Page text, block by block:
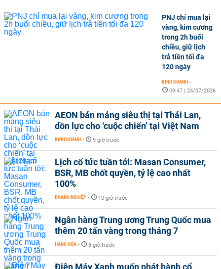
PNJ chỉ mua lại
vàng, kim cương
trong 2h buổi
chiều, giữ lịch
trả tiền tối đa
120 ngày
KINH DOANH -
09:47 | 24/07/2026
AEON bán mảng siêu thị tại Thái Lan,
dồn lực cho ‘cuộc chiến’ tại Việt Nam
KINH DOANH - 9 giờ trước
Lịch cổ tức tuần tới: Masan Consumer,
BSR, MB chốt quyền, tỷ lệ cao nhất
100%
DOANH NGHIỆP - 10 giờ trước
Ngân hàng Trung ương Trung Quốc mua
thêm 20 tấn vàng trong tháng 7
HÀNG HÓA - 8 giờ trước
Điện Máy Xanh muốn phát hành cổ